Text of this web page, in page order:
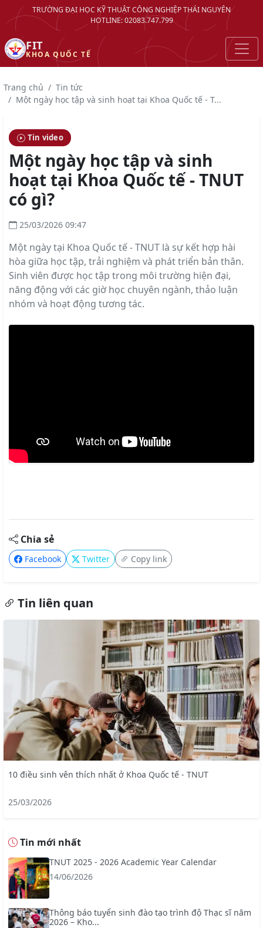
TRƯỜNG ĐẠI HỌC KỸ THUẬT CÔNG NGHIỆP THÁI NGUYÊN
HOTLINE: 02083.747.799
FIT
KHOA QUỐC TẾ
Trang chủ
Tin tức
Một ngày học tập và sinh hoạt tại Khoa Quốc tế - T...
Tin video
Một ngày học tập và sinh
hoạt tại Khoa Quốc tế - TNUT
có gì?
25/03/2026 09:47
Một ngày tại Khoa Quốc tế - TNUT là sự kết hợp hài
hòa giữa học tập, trải nghiệm và phát triển bản thân.
Sinh viên được học tập trong môi trường hiện đại,
năng động với các giờ học chuyên ngành, thảo luận
nhóm và hoạt động tương tác.
Chia sẻ
Facebook Twitter Copy link
Tin liên quan
10 điều sinh vên thích nhất ở Khoa Quốc tế - TNUT
25/03/2026
Tin mới nhất
TNUT 2025 - 2026 Academic Year Calendar
14/06/2026
Thông báo tuyển sinh đào tạo trình độ Thạc sĩ năm
2026 – Kho...